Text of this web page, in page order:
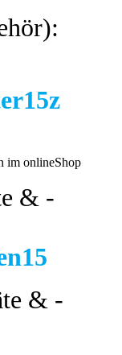
im onlineShop
& -
& -